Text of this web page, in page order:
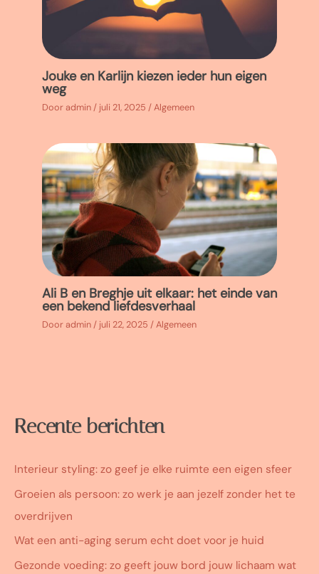
Jouke en Karlijn kiezen ieder hun eigen
weg
Dooradmin / juli 21, 2025 /Algemeen
Ali B en Breghje uit elkaar: het einde van
een bekend liefdesverhaal
Dooradmin / juli 22, 2025 /Algemeen
Recente berichten
Interieur styling: zo geef je elke ruimte een eigen sfeer
Groeien als persoon: zo werk je aan jezelf zonder het te
overdrijven
Wat een anti-aging serum echt doet voor je huid
Gezonde voeding: zo geeft jouw bord jouw lichaam wat